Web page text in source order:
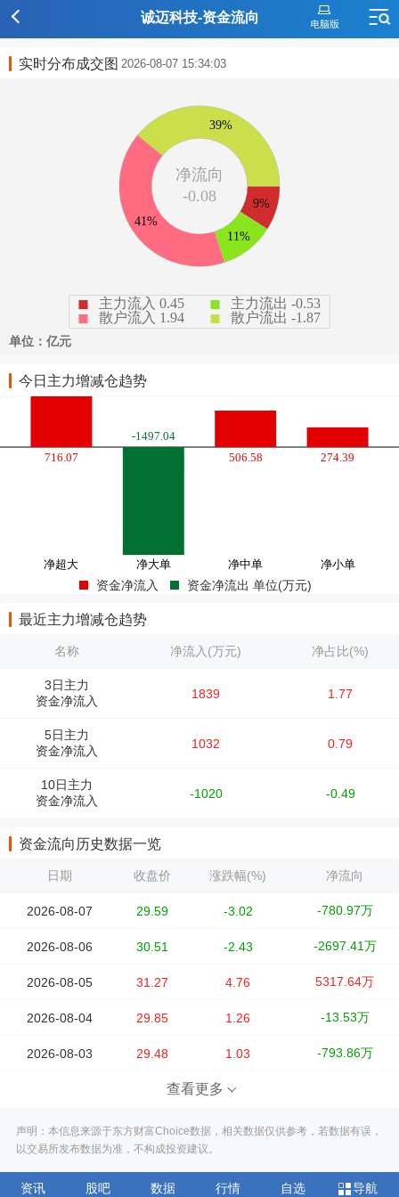
诚迈科技-资金流向
实时分布成交图 2026-08-07 15:34:03
今日主力增减仓趋势
资金净流入 资金净流出 单位(万元)
最近主力增减仓趋势
名称 净流入(万元) 净占比(%)
3日主力
资金净流入
1839 1.77
5日主力
资金净流入
1032 0.79
10日主力
资金净流入
-1020 -0.49
资金流向历史数据一览
日期 收盘价 涨跌幅(%) 净流向
2026-08-07 29.59 -3.02 -780.97万
2026-08-06 30.51 -2.43 -2697.41万
2026-08-05 31.27 4.76 5317.64万
2026-08-04 29.85 1.26 -13.53万
2026-08-03 29.48 1.03 -793.86万
查看更多
声明：本信息来源于东方财富Choice数据，相关数据仅供参考，若数据有误，
以交易所发布数据为准，不构成投资建议。
资讯 股吧 数据 行情 自选 导航